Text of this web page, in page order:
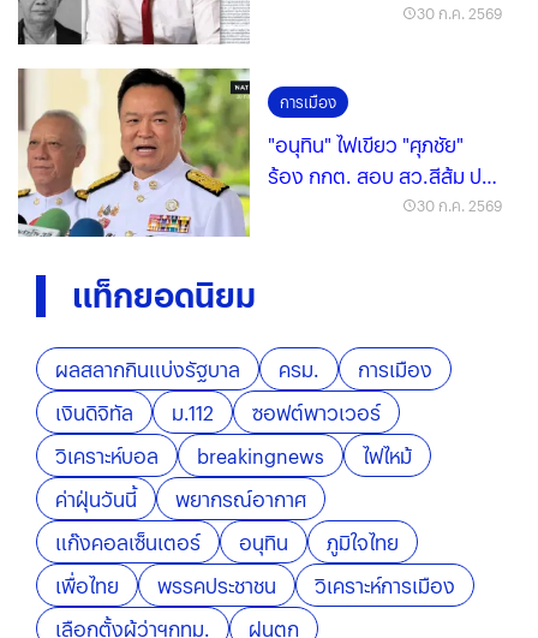
ต” อดีตพลขับ “ปู่ชัย”30 ก.ค. 2569
การเมือง
"อนุทิน" ไฟเขียว "ศุภชัย"
ร้อง กกต. สอบ สว.สีส้ม ปม
30 ก.ค. 2569
แท็กยอดนิยม
ผลสลากกินแบ่งรัฐบาล ครม.
การเมือง
เงินดิจิทัล
ม.112
ซอฟต์พาวเวอร์
วิเคราะห์บอล
breakingnews
ไฟไหม้
ค่าฝุ่นวันนี้
พยากรณ์อากาศ
แก๊งคอลเซ็นเตอร์
อนุทิน
ภูมิใจไทย
เพื่อไทย
พรรคประชาชน
วิเคราะห์การเมือง
เลือกตั้งผู้ว่าฯกทม.
ฝนตก